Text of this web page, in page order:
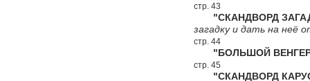
стр. 43
"СКАНДВОРД
загадку и дать на неё
стр. 44
"БОЛЬШОЙ
стр. 45
"СКАНДВОРД